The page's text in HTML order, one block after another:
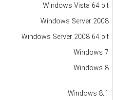
Windows Vista 64 bit
Windows Server 2008
Windows Server 2008 64 bit
Windows 7
Windows 8
Windows 8.1